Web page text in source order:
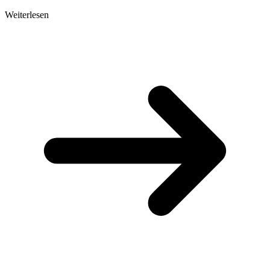
Weiterlesen